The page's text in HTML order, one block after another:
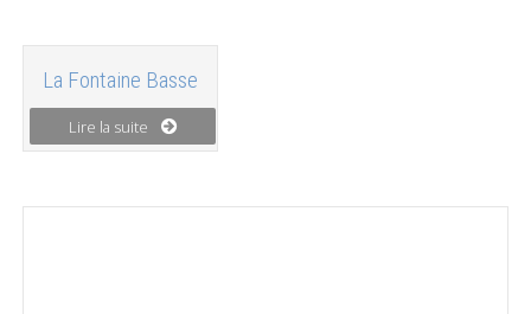
La Fontaine Basse
Lire la suite